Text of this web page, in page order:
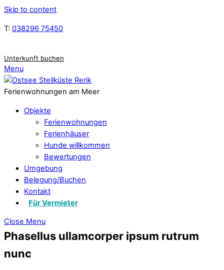
Skip to content
T: 038296 75450
Unterkunft buchen
Menu
Ferienwohnungen am Meer
Objekte
Ferienwohnungen
Ferienhäuser
Hunde willkommen
Bewertungen
Umgebung
Belegung/Buchen
Kontakt
Für Vermieter
Close Menu
Phasellus ullamcorper ipsum rutrum
nunc